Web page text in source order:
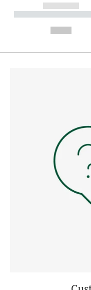
------------
----------- -----------